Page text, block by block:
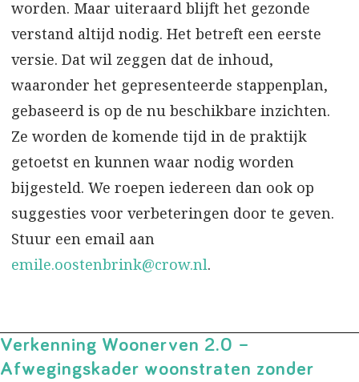
worden. Maar uiteraard blijft het gezonde
verstand altijd nodig. Het betreft een eerste
versie. Dat wil zeggen dat de inhoud,
waaronder het gepresenteerde stappenplan,
gebaseerd is op de nu beschikbare inzichten.
Ze worden de komende tijd in de praktijk
getoetst en kunnen waar nodig worden
bijgesteld. We roepen iedereen dan ook op
suggesties voor verbeteringen door te geven.
Stuur een email aan
emile.oostenbrink@crow.nl.
Verkenning Woonerven 2.0 –
Afwegingskader woonstraten zonder